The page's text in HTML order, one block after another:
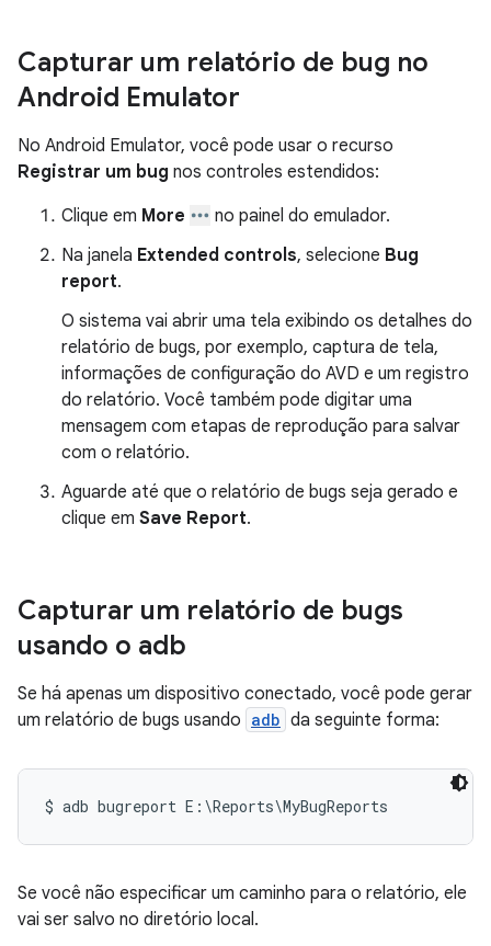
Capturar um relatório de bug no
Android Emulator
No Android Emulator, você pode usar o recurso
Registrar um bug nos controles estendidos:
Clique em More
no painel do emulador.
Na janela Extended controls, selecione Bug
report.
O sistema vai abrir uma tela exibindo os detalhes do
relatório de bugs, por exemplo, captura de tela,
informações de configuração do AVD e um registro
do relatório. Você também pode digitar uma
mensagem com etapas de reprodução para salvar
com o relatório.
Aguarde até que o relatório de bugs seja gerado e
clique em Save Report.
Capturar um relatório de bugs
usando o adb
Se há apenas um dispositivo conectado, você pode gerar
um relatório de bugs usando adb da seguinte forma:
Se você não especificar um caminho para o relatório, ele
vai ser salvo no diretório local.